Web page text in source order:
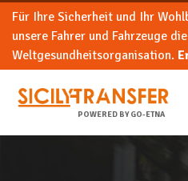
Für Ihre Sicherheit und Ihr
unsere Fahrer und Fahrzeuge
Weltgesundheitsorganisation.
POWERED BY GO-ETNA